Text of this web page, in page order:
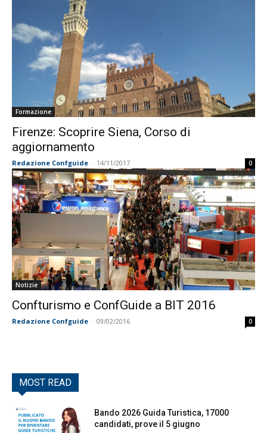
Formazione
Firenze: Scoprire Siena, Corso di
aggiornamento
Redazione Confguide - 14/11/2017 0
Notizie
Confturismo e ConfGuide a BIT 2016
Redazione Confguide - 09/02/2016 0
MOST READ
Bando 2026 Guida Turistica, 17000
candidati, prove il 5 giugno